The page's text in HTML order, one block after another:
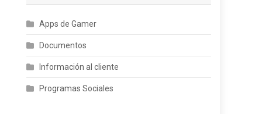
Apps de Gamer
Documentos
Información al cliente
Programas Sociales